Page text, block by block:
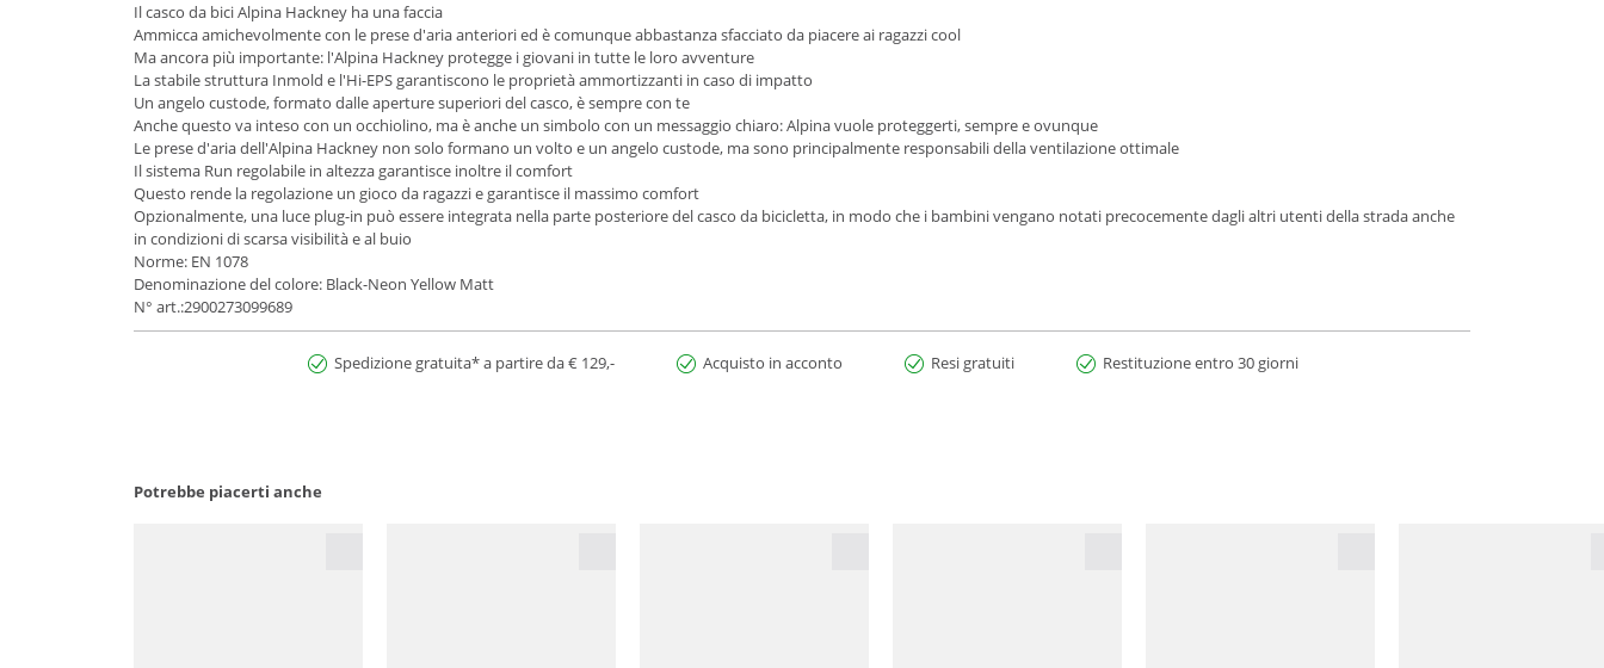
Il casco da bici Alpina Hackney ha una faccia
Ammicca amichevolmente con le prese d'aria anteriori ed è comunque abbastanza sfacciato da piacere ai ragazzi cool
Ma ancora più importante: l'Alpina Hackney protegge i giovani in tutte le loro avventure
La stabile struttura Inmold e l'Hi-EPS garantiscono le proprietà ammortizzanti in caso di impatto
Un angelo custode, formato dalle aperture superiori del casco, è sempre con te
Anche questo va inteso con un occhiolino, ma è anche un simbolo con un messaggio chiaro: Alpina vuole proteggerti, sempre e ovunque
Le prese d'aria dell'Alpina Hackney non solo formano un volto e un angelo custode, ma sono principalmente responsabili della ventilazione ottimale
Il sistema Run regolabile in altezza garantisce inoltre il comfort
Questo rende la regolazione un gioco da ragazzi e garantisce il massimo comfort
Opzionalmente, una luce plug-in può essere integrata nella parte posteriore del casco da bicicletta, in modo che i bambini vengano notati precocemente dagli altri utenti della strada anche
in condizioni di scarsa visibilità e al buio
Norme: EN 1078
Denominazione del colore: Black-Neon Yellow Matt
N° art.:2900273099689
Spedizione gratuita* a partire da € 129,- Acquisto in acconto Resi gratuiti Restituzione entro 30 giorni
Potrebbe piacerti anche